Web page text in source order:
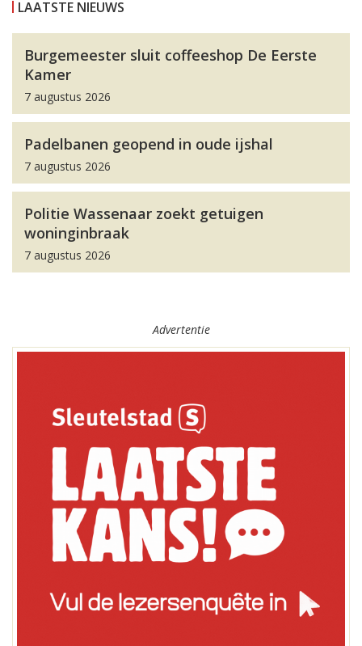
LAATSTE NIEUWS
Burgemeester sluit coffeeshop De Eerste
Kamer
7 augustus 2026
Padelbanen geopend in oude ijshal
7 augustus 2026
Politie Wassenaar zoekt getuigen
woninginbraak
7 augustus 2026
Advertentie